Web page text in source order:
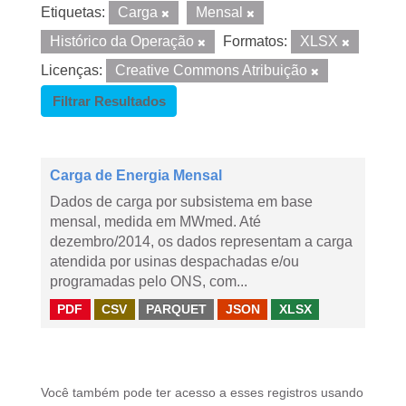
Etiquetas: Carga
Mensal
Histórico da Operação
Formatos:
XLSX
Licenças:
Creative Commons Atribuição
Filtrar Resultados
Carga de Energia Mensal
Dados de carga por subsistema em base
mensal, medida em MWmed. Até
dezembro/2014, os dados representam a carga
atendida por usinas despachadas e/ou
programadas pelo ONS, com...
PDF CSV PARQUET JSON XLSX
Você também pode ter acesso a esses registros usando